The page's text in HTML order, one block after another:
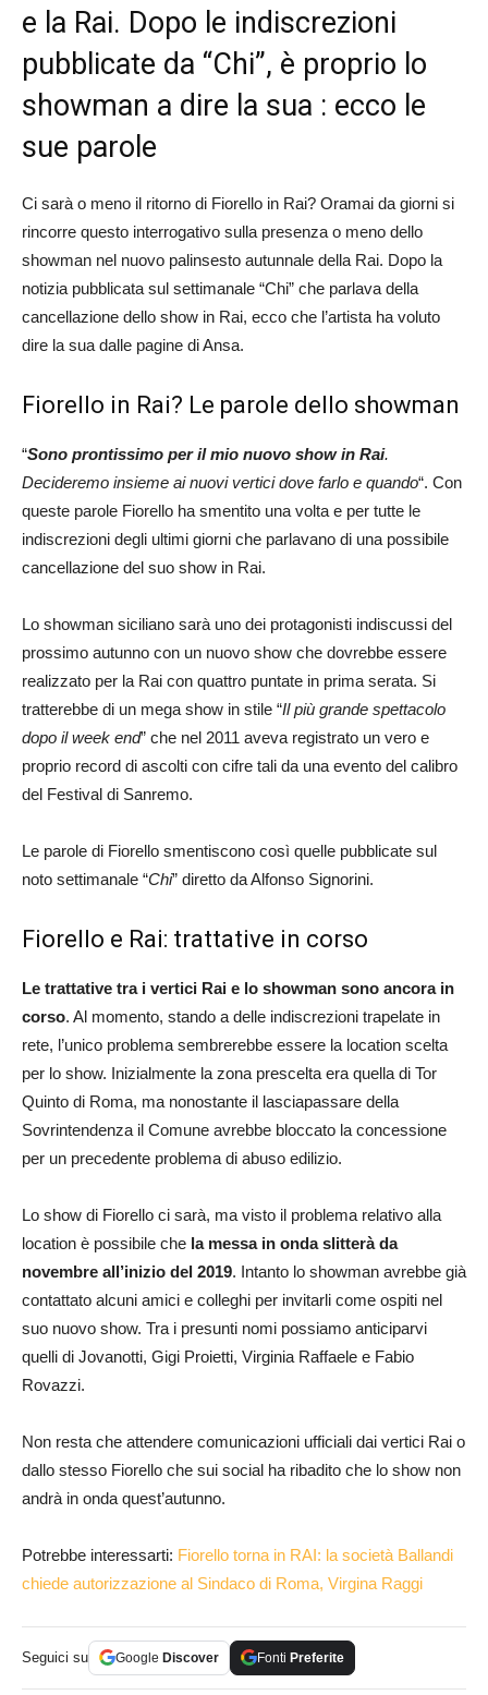
e la Rai. Dopo le indiscrezioni
pubblicate da “Chi”, è proprio lo
showman a dire la sua : ecco le
sue parole
Ci sarà o meno il ritorno di Fiorello in Rai? Oramai da giorni si
rincorre questo interrogativo sulla presenza o meno dello
showman nel nuovo palinsesto autunnale della Rai. Dopo la
notizia pubblicata sul settimanale “Chi” che parlava della
cancellazione dello show in Rai, ecco che l’artista ha voluto
dire la sua dalle pagine di Ansa.
Fiorello in Rai? Le parole dello showman
“Sono prontissimo per il mio nuovo show in Rai.
Decideremo insieme ai nuovi vertici dove farlo e quando“. Con
queste parole Fiorello ha smentito una volta e per tutte le
indiscrezioni degli ultimi giorni che parlavano di una possibile
cancellazione del suo show in Rai.
Lo showman siciliano sarà uno dei protagonisti indiscussi del
prossimo autunno con un nuovo show che dovrebbe essere
realizzato per la Rai con quattro puntate in prima serata. Si
tratterebbe di un mega show in stile “Il più grande spettacolo
dopo il week end” che nel 2011 aveva registrato un vero e
proprio record di ascolti con cifre tali da una evento del calibro
del Festival di Sanremo.
Le parole di Fiorello smentiscono così quelle pubblicate sul
noto settimanale “Chi” diretto da Alfonso Signorini.
Fiorello e Rai: trattative in corso
Le trattative tra i vertici Rai e lo showman sono ancora in
corso. Al momento, stando a delle indiscrezioni trapelate in
rete, l’unico problema sembrerebbe essere la location scelta
per lo show. Inizialmente la zona prescelta era quella di Tor
Quinto di Roma, ma nonostante il lasciapassare della
Sovrintendenza il Comune avrebbe bloccato la concessione
per un precedente problema di abuso edilizio.
Lo show di Fiorello ci sarà, ma visto il problema relativo alla
location è possibile che la messa in onda slitterà da
novembre all’inizio del 2019. Intanto lo showman avrebbe già
contattato alcuni amici e colleghi per invitarli come ospiti nel
suo nuovo show. Tra i presunti nomi possiamo anticiparvi
quelli di Jovanotti, Gigi Proietti, Virginia Raffaele e Fabio
Rovazzi.
Non resta che attendere comunicazioni ufficiali dai vertici Rai o
dallo stesso Fiorello che sui social ha ribadito che lo show non
andrà in onda quest’autunno.
Potrebbe interessarti: Fiorello torna in RAI: la società Ballandi
chiede autorizzazione al Sindaco di Roma, Virgina Raggi
Seguici su Google Discover Fonti Preferite